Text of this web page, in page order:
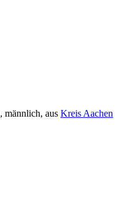
, männlich, aus Kreis Aachen